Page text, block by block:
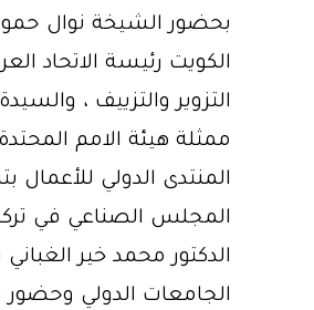
بحضور الشيخة نوال
الكويت رئيسة الاتحاد
التزوير والتزييف ،
ممثلة هيئة الامم
المنتدى الدولي للأعمال
المجلس الصناعي في
الدكتور محمد خير
الجامعات الدولي وحضور